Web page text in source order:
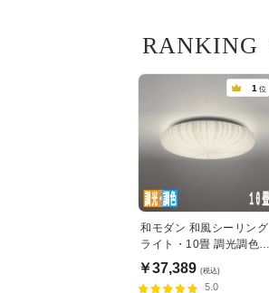
RANKING
1 位
和モダン 和風シーリング
ライト・10畳 調光調色機
能 | リモコン付
￥37,389 (税込)
5.0